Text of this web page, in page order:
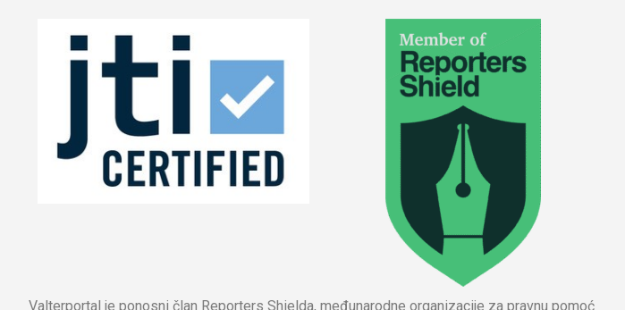
Valterportal je ponosni član Reporters Shielda, međunarodne organizacije za pravnu pomoć